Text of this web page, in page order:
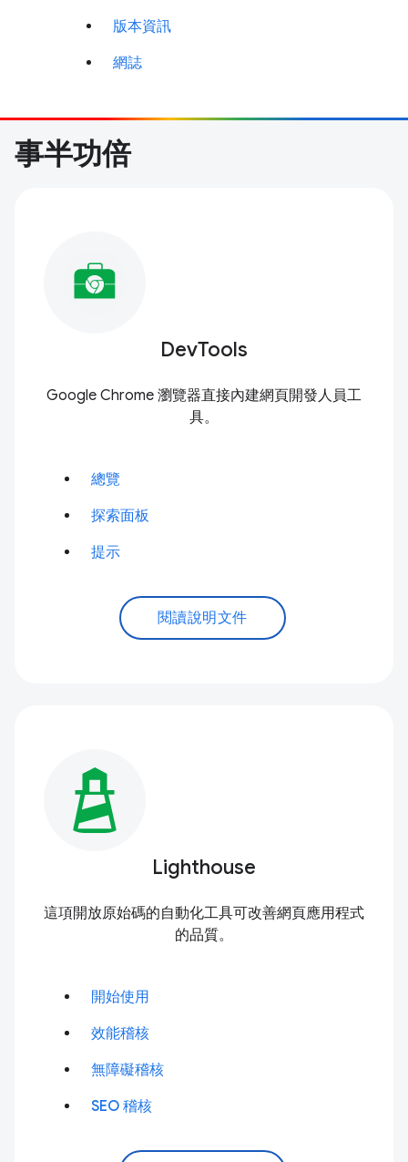
版本資訊
網誌
事半功倍
DevTools
Google Chrome 瀏覽器直接內建網頁開發人員工
具。
總覽
探索面板
提示
閱讀說明文件
Lighthouse
這項開放原始碼的自動化工具可改善網頁應用程式
的品質。
開始使用
效能稽核
無障礙稽核
SEO 稽核